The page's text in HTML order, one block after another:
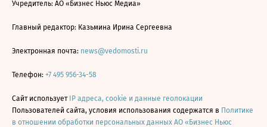
Учредитель: АО «Бизнес Ньюс Медиа»
Главный редактор: Казьмина Ирина Сергеевна
Электронная почта: news@vedomosti.ru
Телефон: +7 495 956-34-58
Сайт использует IP адреса, cookie и данные геолокации
Пользователей сайта, условия использования содержатся в Политике
в отношении обработки персональных данных АО «Бизнес Ньюс